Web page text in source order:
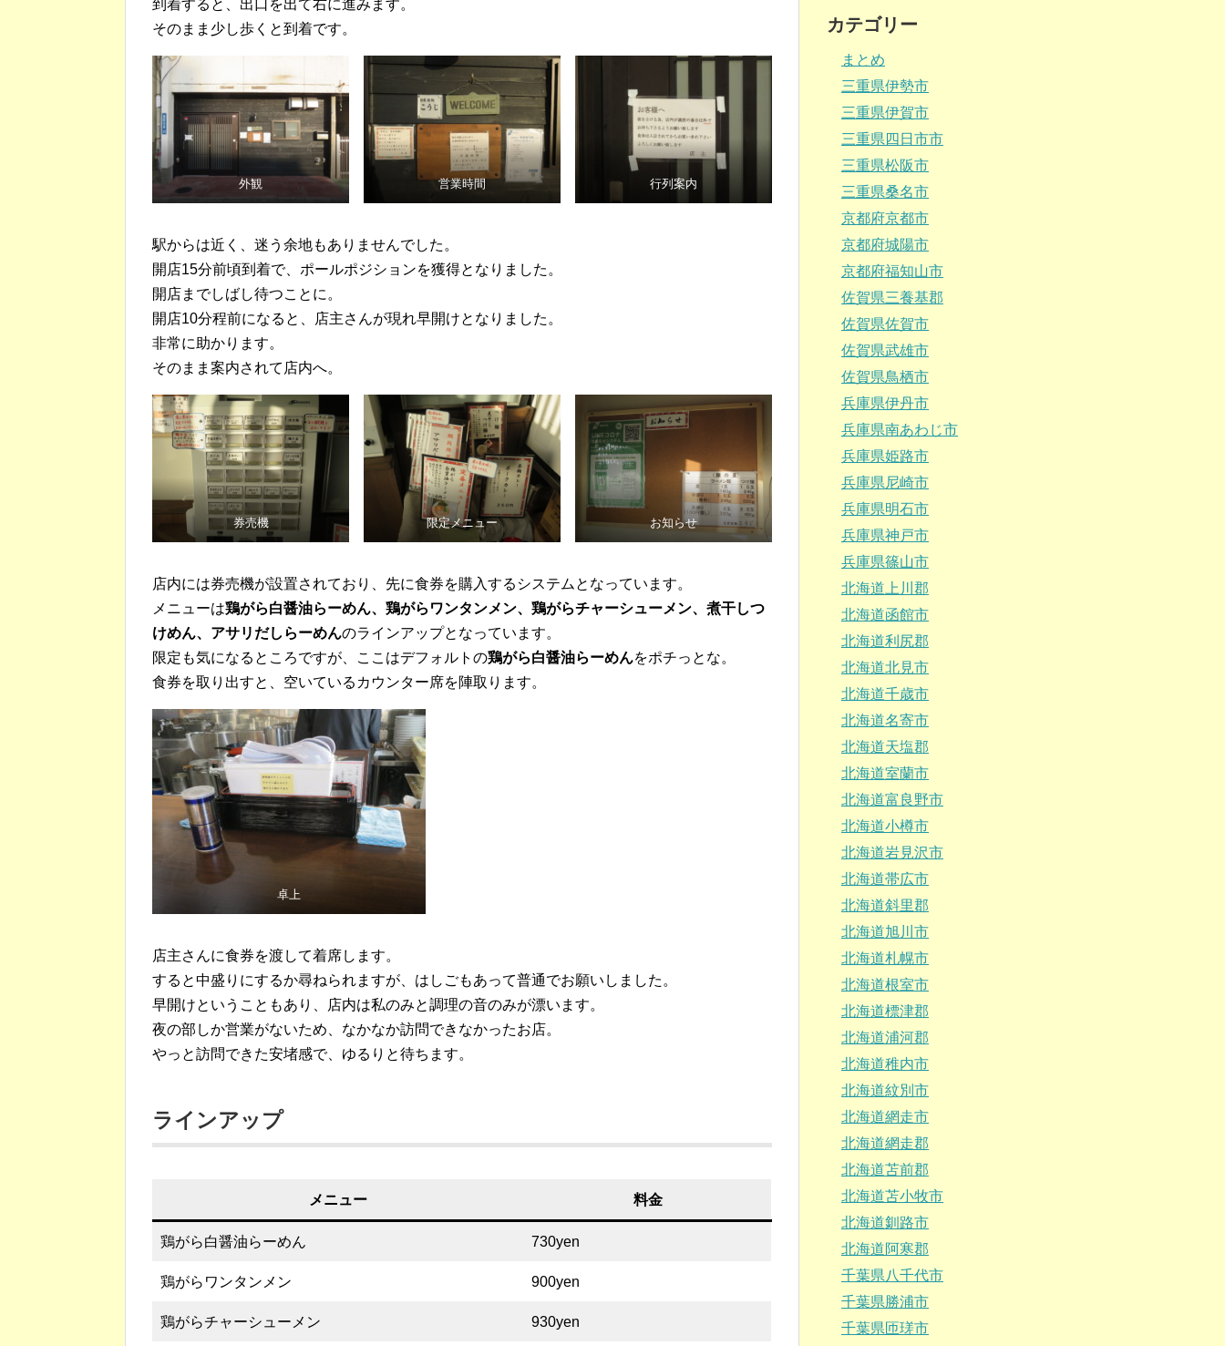
到着すると、出口を出て右に進みます。
そのまま少し歩くと到着です。
外観 営業時間 行列案内
駅からは近く、迷う余地もありませんでした。
開店15分前頃到着で、ポールポジションを獲得となりました。
開店までしばし待つことに。
開店10分程前になると、店主さんが現れ早開けとなりました。
非常に助かります。
そのまま案内されて店内へ。
券売機 限定メニュー お知らせ
店内には券売機が設置されており、先に食券を購入するシステムとなっています。
メニューは鶏がら白醤油らーめん、鶏がらワンタンメン、鶏がらチャーシューメン、煮干しつ
けめん、アサリだしらーめんのラインアップとなっています。
限定も気になるところですが、ここはデフォルトの鶏がら白醤油らーめんをポチっとな。
食券を取り出すと、空いているカウンター席を陣取ります。
卓上
店主さんに食券を渡して着席します。
すると中盛りにするか尋ねられますが、はしごもあって普通でお願いしました。
早開けということもあり、店内は私のみと調理の音のみが漂います。
夜の部しか営業がないため、なかなか訪問できなかったお店。
やっと訪問できた安堵感で、ゆるりと待ちます。
ラインアップ
メニュー 料金
鶏がら白醤油らーめん 730yen
鶏がらワンタンメン 900yen
鶏がらチャーシューメン 930yen
カテゴリー
まとめ
三重県伊勢市
三重県伊賀市
三重県四日市市
三重県松阪市
三重県桑名市
京都府京都市
京都府城陽市
京都府福知山市
佐賀県三養基郡
佐賀県佐賀市
佐賀県武雄市
佐賀県鳥栖市
兵庫県伊丹市
兵庫県南あわじ市
兵庫県姫路市
兵庫県尼崎市
兵庫県明石市
兵庫県神戸市
兵庫県篠山市
北海道上川郡
北海道函館市
北海道利尻郡
北海道北見市
北海道千歳市
北海道名寄市
北海道天塩郡
北海道室蘭市
北海道富良野市
北海道小樽市
北海道岩見沢市
北海道帯広市
北海道斜里郡
北海道旭川市
北海道札幌市
北海道根室市
北海道標津郡
北海道浦河郡
北海道稚内市
北海道紋別市
北海道網走市
北海道網走郡
北海道苫前郡
北海道苫小牧市
北海道釧路市
北海道阿寒郡
千葉県八千代市
千葉県勝浦市
千葉県匝瑳市